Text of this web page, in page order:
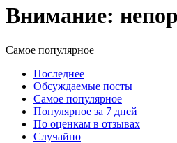
Внимание:
Самое популярное
Последнее
Обсуждаемые посты
Самое популярное
Популярное за 7 дней
По оценкам в отзывах
Случайно